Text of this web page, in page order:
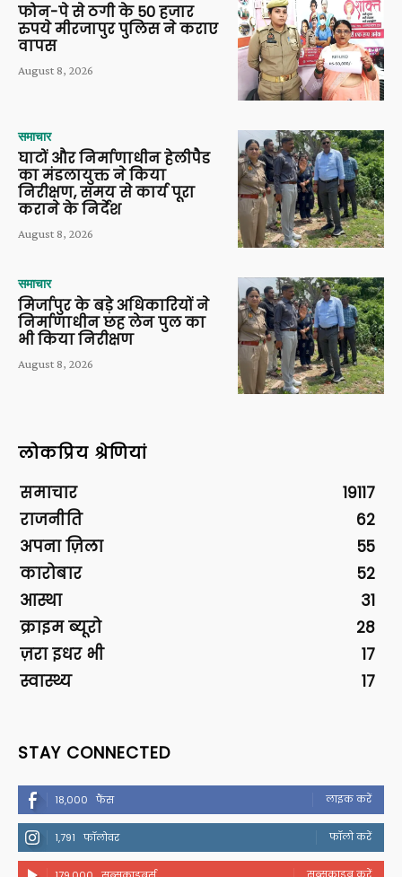
फोन-पे से ठगी के 50 हजार
रुपये मीरजापुर पुलिस ने कराए
वापस
August 8, 2026
समाचार
घाटों और निर्माणाधीन हेलीपैड
का मंडलायुक्त ने किया
निरीक्षण, समय से कार्य पूरा
कराने के निर्देश
August 8, 2026
समाचार
मिर्जापुर के बड़े अधिकारियों ने
निर्माणाधीन छह लेन पुल का
भी किया निरीक्षण
August 8, 2026
लोकप्रिय श्रेणियां
समाचार
19117
राजनीति
62
अपना ज़िला
55
कारोबार
52
आस्था
31
क्राइम ब्यूरो
28
ज़रा इधर भी
17
स्वास्थ्य
17
STAY CONNECTED
18,000 फैंस लाइक करें
1,791 फॉलोवर फॉलो करें